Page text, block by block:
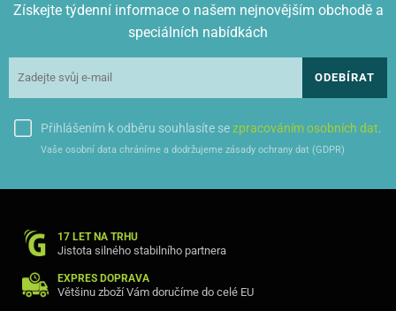
Získejte týdenní informace o našem nejnovějším obchodě a
speciálních nabídkách
ODEBÍRAT
Přihlášením k odběru souhlasíte sezpracováním osobních dat.
Vaše osobní data chráníme a dodržujeme zásady ochrany dat (GDPR)
17 LET NA TRHU
Jistota silného stabilního partnera
EXPRES DOPRAVA
Většinu zboží Vám doručíme do celé EU